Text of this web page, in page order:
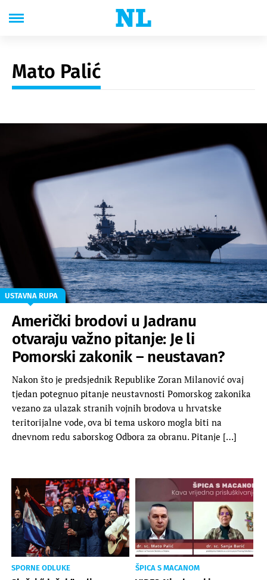
Mato Palić
USTAVNA RUPA
Američki brodovi u Jadranu
otvaraju važno pitanje: Je li
Pomorski zakonik – neustavan?
Nakon što je predsjednik Republike Zoran Milanović ovaj
tjedan potegnuo pitanje neustavnosti Pomorskog zakonika
vezano za ulazak stranih vojnih brodova u hrvatske
teritorijalne vode, ova bi tema uskoro mogla biti na
dnevnom redu saborskog Odbora za obranu. Pitanje […]
SPORNE ODLUKE ŠPICA S MACANOM